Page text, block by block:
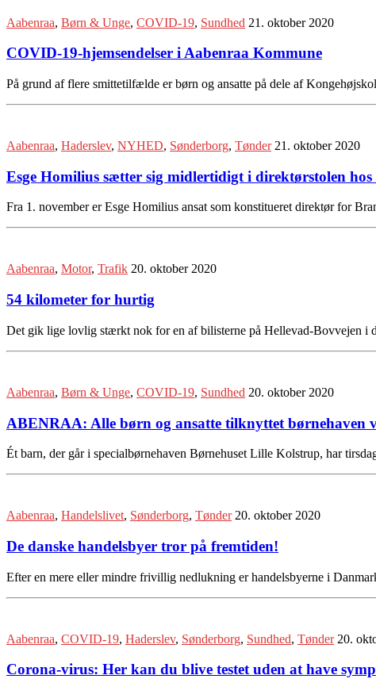
Aabenraa, Børn & Unge, COVID-19, Sundhed 21. oktober 2020
COVID-19-hjemsendelser i Aabenraa Kommune
På grund af flere smittetilfælde er børn og ansatte på dele af
Aabenraa, Haderslev, NYHED, Sønderborg, Tønder 21. oktober 2020
Esge Homilius sætter sig midlertidigt i direktørstolen
Fra 1. november er Esge Homilius ansat som konstitueret direktør for
Aabenraa, Motor, Trafik 20. oktober 2020
54 kilometer for hurtig
Det gik lige lovlig stærkt nok for en af bilisterne på Hellevad-Bovvejen
Aabenraa, Børn & Unge, COVID-19, Sundhed 20. oktober 2020
ABENRAA: Alle børn og ansatte tilknyttet børnehaven
Ét barn, der går i specialbørnehaven Børnehuset Lille Kolstrup, har
Aabenraa, Handelslivet, Sønderborg, Tønder 20. oktober 2020
De danske handelsbyer tror på fremtiden!
Efter en mere eller mindre frivillig nedlukning er handelsbyerne i
Aabenraa, COVID-19, Haderslev, Sønderborg, Sundhed, Tønder 20.
Corona-virus: Her kan du blive testet uden at have